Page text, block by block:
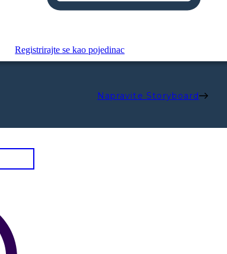
Registrirajte se kao pojedinac
Napravite Storyboard